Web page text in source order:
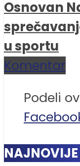
Osnovan
u sportu
Komentar
Podeli
NAJNOVIJE